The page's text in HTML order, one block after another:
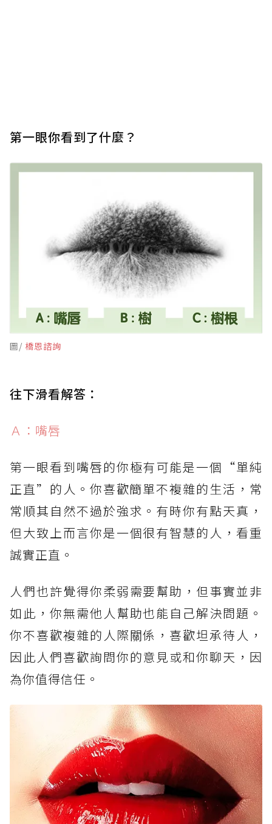
第一眼你看到了什麼？
圖/ 橋恩諮詢
往下滑看解答：
Ａ：嘴唇
第一眼看到嘴唇的你極有可能是一個“單純
正直”的人。你喜歡簡單不複雜的生活，常
常順其自然不過於強求。有時你有點天真，
但大致上而言你是一個很有智慧的人，看重
誠實正直。
人們也許覺得你柔弱需要幫助，但事實並非
如此，你無需他人幫助也能自己解決問題。
你不喜歡複雜的人際關係，喜歡坦承待人，
因此人們喜歡詢問你的意見或和你聊天，因
為你值得信任。